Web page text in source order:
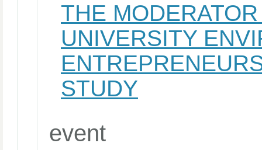
THE
UNIVERSITY
STUDY
event